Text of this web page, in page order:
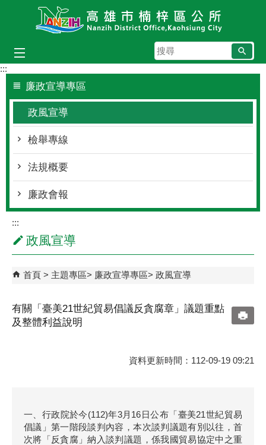
跳到主要內容區塊
搜
尋
:::
廉政宣導專區
政風宣導
檢舉專線
法規概要
廉政會報
:::
政風宣導
首頁 主題專區 廉政宣導專區 政風宣導
有關「臺美21世紀貿易倡議反貪腐章」議題重點
及整體利益說明
資料更新時間：112-09-19 09:21
一、行政院於今(112)年3月16日公布「臺美21世紀貿易
倡議」第一階段談判內容，本次談判議題有別以往，首
次將「反貪腐」納入談判議題，係我國貿易協定中之重